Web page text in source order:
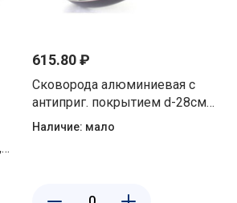
615.80 ₽
Сковорода алюминиевая с
антиприг. покрытием d-28см
без крышки Матрена 106919
Наличие: мало